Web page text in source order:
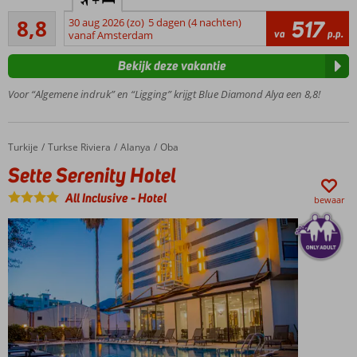
Zwembad
met 2
glijbanen
Op basis
van All
8,8
Aanrader
26
beoordelingen
30 aug 2026 (zo) 5 dagen (4 nachten)
vanaf Amsterdam
va 517 p.p.
Voor “Algemene indruk” en “Ligging” krijgt Blue Diamond Alya een 8,8!
Bekijk deze vakantie
Home
Turkije Turkse Riviera Alanya Oba
Sette Serenity Hotel
Sette Serenity Hotel
All Inclusive-Hotel bewaar